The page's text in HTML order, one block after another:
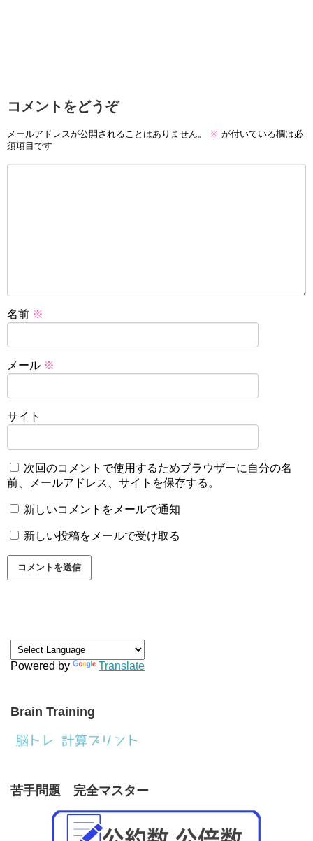
コメントをどうぞ
メールアドレスが公開されることはありません。 ※ が付いている欄は必
須項目です
名前 ※
メール ※
サイト
次回のコメントで使用するためブラウザーに自分の名
前、メールアドレス、サイトを保存する。
新しいコメントをメールで通知
新しい投稿をメールで受け取る
Powered by Translate
Brain Training
苦手問題 完全マスター